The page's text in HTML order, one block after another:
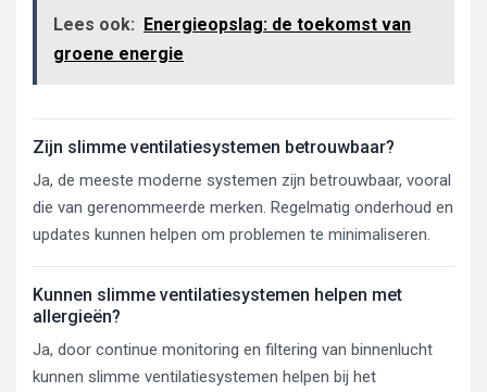
Lees ook: Energieopslag: de toekomst van
groene energie
Zijn slimme ventilatiesystemen betrouwbaar?
Ja, de meeste moderne systemen zijn betrouwbaar, vooral
die van gerenommeerde merken. Regelmatig onderhoud en
updates kunnen helpen om problemen te minimaliseren.
Kunnen slimme ventilatiesystemen helpen met
allergieën?
Ja, door continue monitoring en filtering van binnenlucht
kunnen slimme ventilatiesystemen helpen bij het